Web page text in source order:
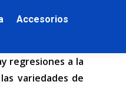
Accesorios
regresiones a la
variedades de